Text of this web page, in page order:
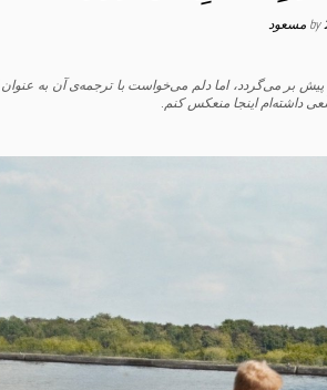
by مسعود
بر می‌گردد، اما دلم می‌خواست با ترجمه‌ی آن به
داشته‌ام اینجا منعکس کنم.